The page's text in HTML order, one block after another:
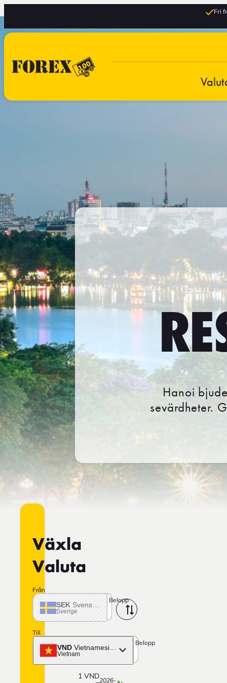
Fri
Hanoi
sevärdheter.
Växla
Valuta
Från
SEK Svensk krona
Sverige
Belopp
Till
VND Vietnamesisk dong
Vietnam
Belopp
1 VND2026-